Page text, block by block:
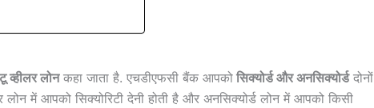
टू व्हीलर लोनकहा जाता है. एचडीएफसी बैंक आपको सिक्योर्ड और अनसिक्योर्डदोनों
लोन में आपको सिक्योरिटी देनी होती है और अनसिक्योर्ड लोन में आपको किसी